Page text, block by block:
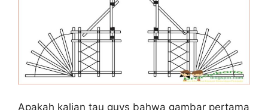
Apakah kalian tau guys bahwa gambar pertama